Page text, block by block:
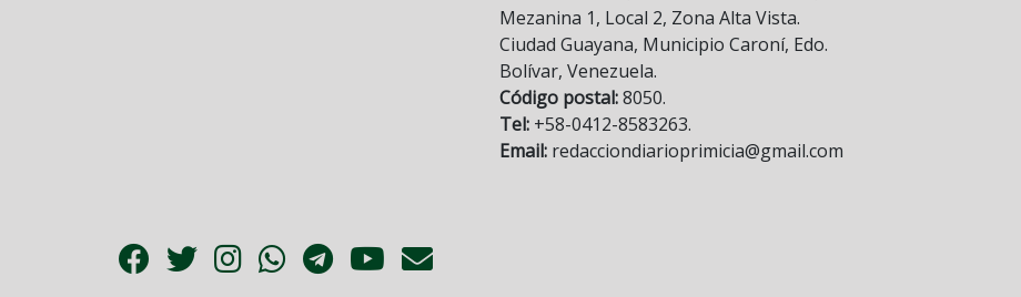
Mezanina 1, Local 2, Zona Alta Vista.
Ciudad Guayana, Municipio Caroní, Edo.
Bolívar, Venezuela.
Código postal:8050.
Tel: +58-0412-8583263.
Email: redacciondiarioprimicia@gmail.com